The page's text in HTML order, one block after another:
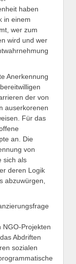
haben
in einem
wer zum
wird und wer
Anerkennung
der von
auserkorenen
Für das
an. Die
von
sich als
deren Logik
abzuwürgen,
NGO-Projekten
Abdriften
sozialen